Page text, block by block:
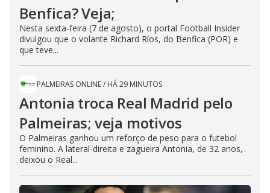
Benfica? Veja;
Nesta sexta-feira (7 de agosto), o portal Football Insider
divulgou que o volante Richard Ríos, do Benfica (POR) e
que teve...
PALMEIRAS ONLINE/ HÁ 29 MINUTOS
Antonia troca Real Madrid pelo
Palmeiras; veja motivos
O Palmeiras ganhou um reforço de peso para o futebol
feminino. A lateral-direita e zagueira Antonia, de 32 anos,
deixou o Real...